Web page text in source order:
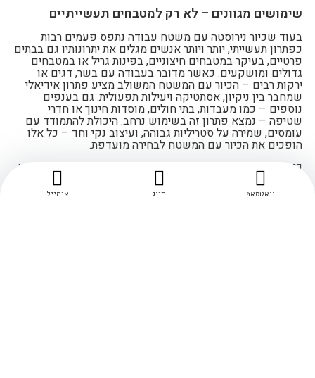
שימושים מגוונים – לא רק למטבחים תעשייתיים
בעוד שכיור נירוסטה עם משטח עבודה נתפס פעמים רבות
כפתרון תעשייתי, יותר ויותר אנשים מגלים את יתרונותיו גם בבתים
פרטיים, בעיקר במטבחים חיצוניים, בפינות גריל או במטבחים
גדולים ומושקעים. כאשר מדובר בעבודה עם בשר, דגים או
ירקות רבים – הכיור עם המשטח המשולב מציע פתרון אידיאלי
שמחבר בין ניקיון, אסתטיקה ויעילות תפעולית. גם בענפים
נוספים – כמו מעבדות, בתי חולים, מוסדות חינוך או חדרי
שטיפה – נמצא פתרון זה בשימוש נרחב. היכולת להתמודד עם
עומסים, שמירה על סטריליות גבוהה, ועיצוב נקי וחד – כל אלו
הופכים את הכיור עם המשטח לבחירה מועדפת.
כיור נירוסטה עם משטח עבודה הוא הרבה יותר מכלי ניקוי – הוא
הצעת מחיר משתלמת עבור אביזרי נירוסטה למטבח צרו קשר עם
וואטסאפ חיוג אימייל